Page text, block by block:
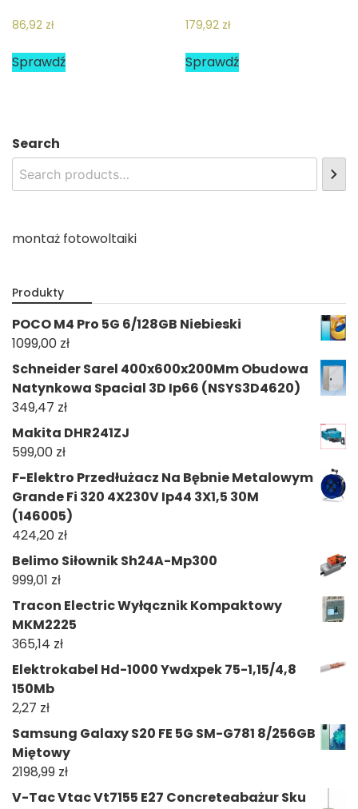
86,92 zł
Sprawdź
179,92 zł
Sprawdź
Search
montaż fotowoltaiki
Produkty
POCO M4 Pro 5G 6/128GB Niebieski
1099,00 zł
Schneider Sarel 400x600x200Mm Obudowa
Natynkowa Spacial 3D Ip66 (NSYS3D4620)
349,47 zł
Makita DHR241ZJ
599,00 zł
F-Elektro Przedłużacz Na Bębnie Metalowym
Grande Fi 320 4X230V Ip44 3X1,5 30M
(146005)
424,20 zł
Belimo Siłownik Sh24A-Mp300
999,01 zł
Tracon Electric Wyłącznik Kompaktowy
MKM2225
365,14 zł
Elektrokabel Hd-1000 Ywdxpek 75-1,15/4,8
150Mb
2,27 zł
Samsung Galaxy S20 FE 5G SM-G781 8/256GB
Miętowy
2198,99 zł
V-Tac Vtac Vt7155 E27 Concreteabażur Sku